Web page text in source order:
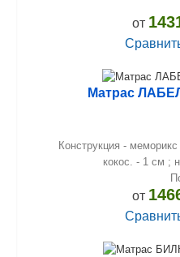
от
Матрас
Конструкция -
кокос. - 1 см ;
от